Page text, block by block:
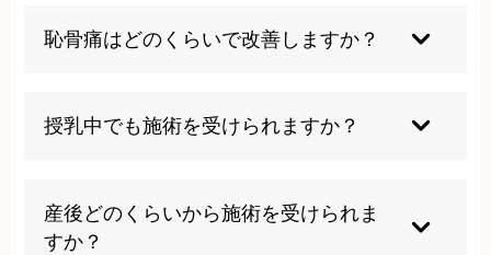
は避けましょう。また、足を組む、横座り、うつ
伏せ寝なども恥骨に負担をかけるため控えること
恥骨痛はどのくらいで改善しますか？
多くの方が2〜4週間程度で症状の改善を実感され
ています。重症度や生活習慣によって期間は変わ
授乳中でも施術を受けられますか？
いただけます。薬を使わない自然な治療法のた
め、母乳への影響もありません。
産後どのくらいから施術を受けられま
すか？